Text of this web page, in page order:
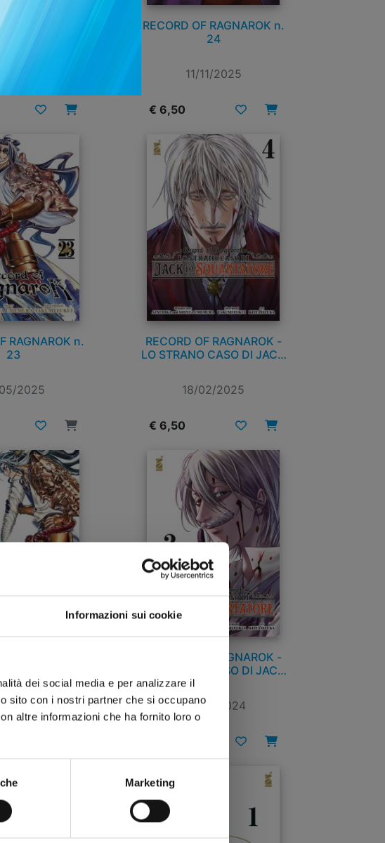
Informazioni sui cookie
dei social media e per analizzare il
sito con i nostri partner che si occupano
altre informazioni che ha fornito loro o
Marketing
RAGNAROK -
CASO DI JACK
n. 7
2026
RECORD OF RAGNAROK n.
24
11/11/2025
€ 6,50
RAGNAROK n.
23
2025
RECORD OF RAGNAROK -
LO STRANO CASO DI JACK
18/02/2025
€ 6,50
2024
RECORD OF RAGNAROK -
LO STRANO CASO DI JACK
LO SQUARTATORE n. 2
03/09/2024